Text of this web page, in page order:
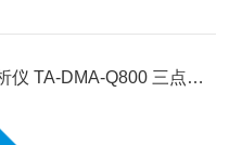
美国动态热机械分析仪 TA-DMA-Q800 三点弯曲应用场景